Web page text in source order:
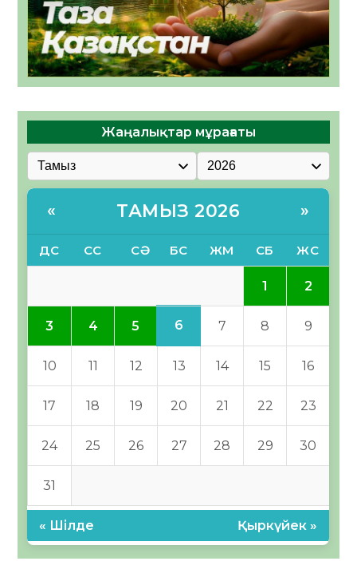
Жаңалықтар мұрағаты
« ТАМЫЗ 2026 »
ДС СС СӘ БС ЖМ СБ ЖС
1 2
3 4 5 6 7 8 9
10 11 12 13 14 15 16
17 18 19 20 21 22 23
24 25 26 27 28 29 30
31
« Шілде Қыркүйек »